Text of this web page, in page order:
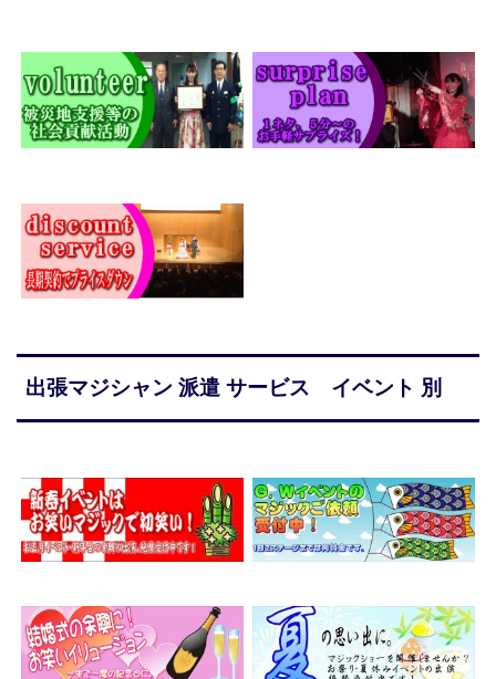
出張マジシャン 派遣 サービス イベント 別